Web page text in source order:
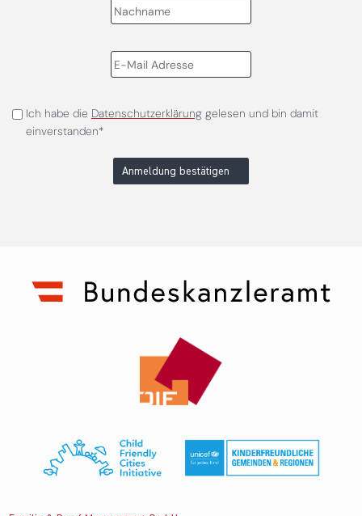
Ich habe die Datenschutzerklärunggelesen und bin damit
einverstanden*
Anmeldung bestätigen